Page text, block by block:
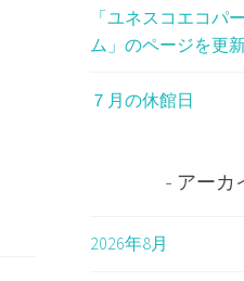
「ユネスコエコパ
ム」のページを更
７月の休館日
アーカ
2026年8月